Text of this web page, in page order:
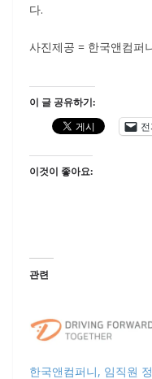
다.
사진제공 = 한국앤컴퍼
이 글 공유하기:
이것이 좋아요:
관련
한국앤컴퍼니, 임직원 정